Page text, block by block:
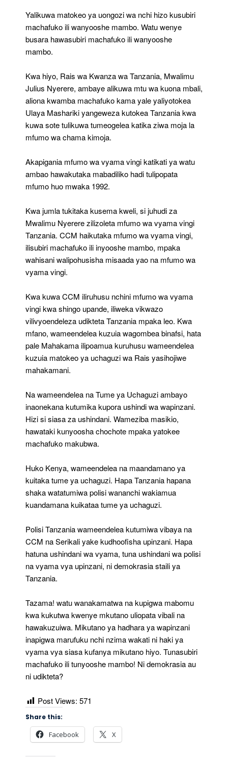
Yalikuwa matokeo ya uongozi wa nchi hizo kusubiri
machafuko ili wanyooshe mambo. Watu wenye
busara hawasubiri machafuko ili wanyooshe
mambo.
Kwa hiyo, Rais wa Kwanza wa Tanzania, Mwalimu
Julius Nyerere, ambaye alikuwa mtu wa kuona mbali,
aliona kwamba machafuko kama yale yaliyotokea
Ulaya Mashariki yangeweza kutokea Tanzania kwa
kuwa sote tulikuwa tumeogelea katika ziwa moja la
mfumo wa chama kimoja.
Akapigania mfumo wa vyama vingi katikati ya watu
ambao hawakutaka mabadiliko hadi tulipopata
mfumo huo mwaka 1992.
Kwa jumla tukitaka kusema kweli, si juhudi za
Mwalimu Nyerere zilizoleta mfumo wa vyama vingi
Tanzania. CCM haikutaka mfumo wa vyama vingi,
ilisubiri machafuko ili inyooshe mambo, mpaka
wahisani walipohusisha misaada yao na mfumo wa
vyama vingi.
Kwa kuwa CCM iliruhusu nchini mfumo wa vyama
vingi kwa shingo upande, iliweka vikwazo
vilivyoendeleza udikteta Tanzania mpaka leo. Kwa
mfano, wameendelea kuzuia wagombea binafsi, hata
pale Mahakama ilipoamua kuruhusu wameendelea
kuzuia matokeo ya uchaguzi wa Rais yasihojiwe
mahakamani.
Na wameendelea na Tume ya Uchaguzi ambayo
inaonekana kutumika kupora ushindi wa wapinzani.
Hizi si siasa za ushindani. Wameziba masikio,
hawataki kunyoosha chochote mpaka yatokee
machafuko makubwa.
Huko Kenya, wameendelea na maandamano ya
kuitaka tume ya uchaguzi. Hapa Tanzania hapana
shaka watatumiwa polisi wananchi wakiamua
kuandamana kuikataa tume ya uchaguzi.
Polisi Tanzania wameendelea kutumiwa vibaya na
CCM na Serikali yake kudhoofisha upinzani. Hapa
hatuna ushindani wa vyama, tuna ushindani wa polisi
na vyama vya upinzani, ni demokrasia staili ya
Tanzania.
Tazama! watu wanakamatwa na kupigwa mabomu
kwa kukutwa kwenye mkutano uliopata vibali na
hawakuzuiwa. Mikutano ya hadhara ya wapinzani
inapigwa marufuku nchi nzima wakati ni haki ya
vyama vya siasa kufanya mikutano hiyo. Tunasubiri
machafuko ili tunyooshe mambo! Ni demokrasia au
ni udikteta?
Post Views: 571
Share this:
Facebook X